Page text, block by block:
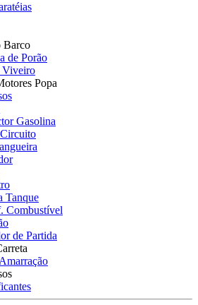
Barco
de Porão
Viveiro
Popa
Gasolina
Tanque
Combustível
de Partida